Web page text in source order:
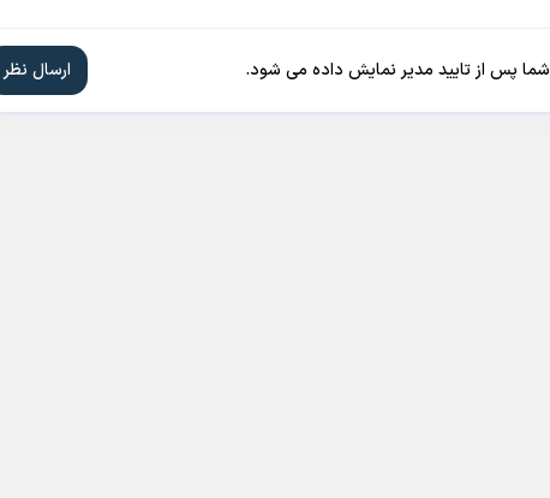
شما پس از تایید مدیر نمایش داده می شود.